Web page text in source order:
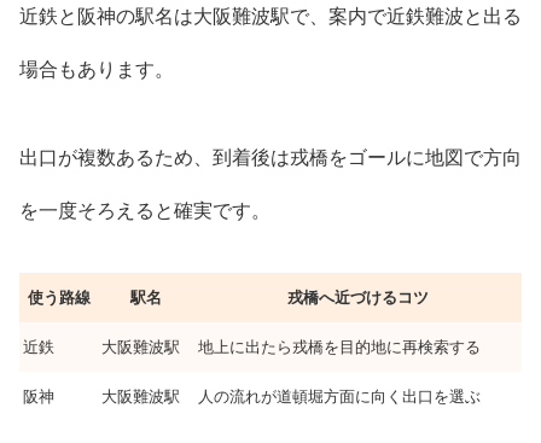
近鉄と阪神の駅名は大阪難波駅で、案内で近鉄難波と出る
場合もあります。
出口が複数あるため、到着後は戎橋をゴールに地図で方向
を一度そろえると確実です。
使う路線 駅名 戎橋へ近づけるコツ
近鉄 大阪難波駅 地上に出たら戎橋を目的地に再検索する
阪神 大阪難波駅 人の流れが道頓堀方面に向く出口を選ぶ